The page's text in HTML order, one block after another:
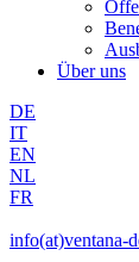
Über uns
DE
IT
EN
NL
FR
info(at)ventana-